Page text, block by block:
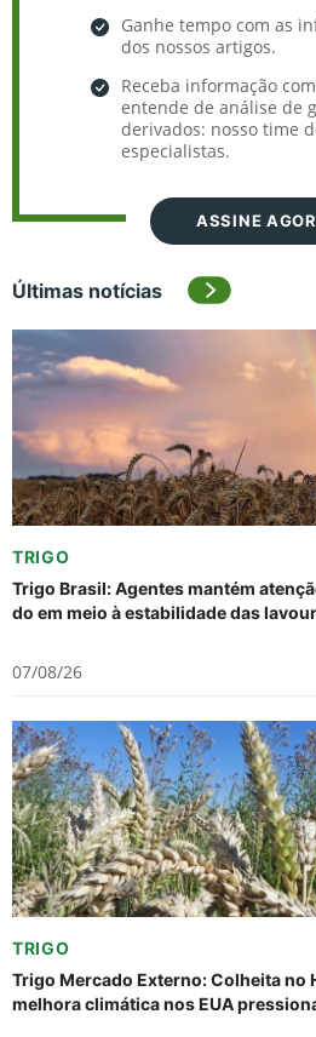
Ganhe tempo com as
dos nossos artigos.
Receba informação
entende de análise de
derivados: nosso time
especialistas.
ASSINE
Últimas notícias
TRIGO
Trigo Brasil: Agentes mantém
do em meio à estabilidade das
07/08/26
TRIGO
Trigo Mercado Externo: Colheita no
melhora climática nos EUA